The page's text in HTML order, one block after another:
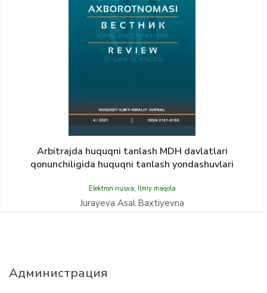
Arbitrajda huquqni tanlash MDH davlatlari
qonunchiligida huquqni tanlash yondashuvlari
Elektron nusxa, Ilmiy maqola
Jurayeva Asal Baхtiyevna
Администрация